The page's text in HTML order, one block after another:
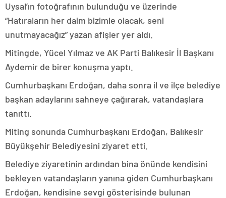
Uysal’ın fotoğrafının bulunduğu ve üzerinde
“Hatıraların her daim bizimle olacak, seni
unutmayacağız” yazan afişler yer aldı.
Mitingde, Yücel Yılmaz ve AK Parti Balıkesir İl Başkanı
Aydemir de birer konuşma yaptı.
Cumhurbaşkanı Erdoğan, daha sonra il ve ilçe belediye
başkan adaylarını sahneye çağırarak, vatandaşlara
tanıttı.
Miting sonunda Cumhurbaşkanı Erdoğan, Balıkesir
Büyükşehir Belediyesini ziyaret etti.
Belediye ziyaretinin ardından bina önünde kendisini
bekleyen vatandaşların yanına giden Cumhurbaşkanı
Erdoğan, kendisine sevgi gösterisinde bulunan